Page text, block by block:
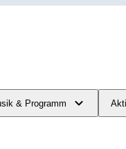
& Programm